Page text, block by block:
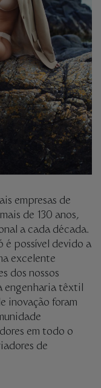
empresas de
de 130 anos,
a cada década.
é possível devido a
excelente
dos nossos
engenharia têxtil
inovação foram
em todo o
de